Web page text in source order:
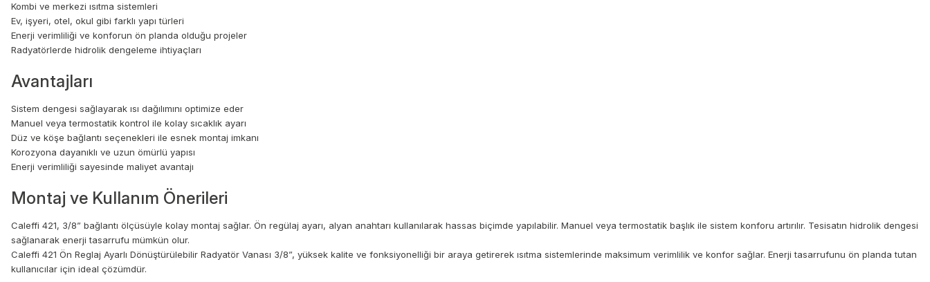
Kombi ve merkezi ısıtma sistemleri
Ev, işyeri, otel, okul gibi farklı yapı türleri
Enerji verimliliği ve konforun ön planda olduğu projeler
Radyatörlerde hidrolik dengeleme ihtiyaçları
Avantajları
Sistem dengesi sağlayarak ısı dağılımını optimize eder
Manuel veya termostatik kontrol ile kolay sıcaklık ayarı
Düz ve köşe bağlantı seçenekleri ile esnek montaj imkanı
Korozyona dayanıklı ve uzun ömürlü yapısı
Enerji verimliliği sayesinde maliyet avantajı
Montaj ve Kullanım Önerileri
Caleffi 421, 3/8” bağlantı ölçüsüyle kolay montaj sağlar. Ön regülaj ayarı, alyan anahtarı kullanılarak hassas biçimde yapılabilir. Manuel veya termostatik başlık ile sistem konforu artırılır. Tesisatın hidrolik dengesi
sağlanarak enerji tasarrufu mümkün olur.
Caleffi 421 Ön Reglaj Ayarlı Dönüştürülebilir Radyatör Vanası 3/8”, yüksek kalite ve fonksiyonelliği bir araya getirerek ısıtma sistemlerinde maksimum verimlilik ve konfor sağlar. Enerji tasarrufunu ön planda tutan
kullanıcılar için ideal çözümdür.